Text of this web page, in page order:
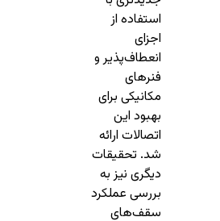
استفاده از
اجزای
انعطاف‌پذیر و
فنرهای
مکانیکی برای
بهبود این
اتصالات ارائه
شد. تحقیقات
دیگری نیز به
بررسی عملکرد
سقف‌های